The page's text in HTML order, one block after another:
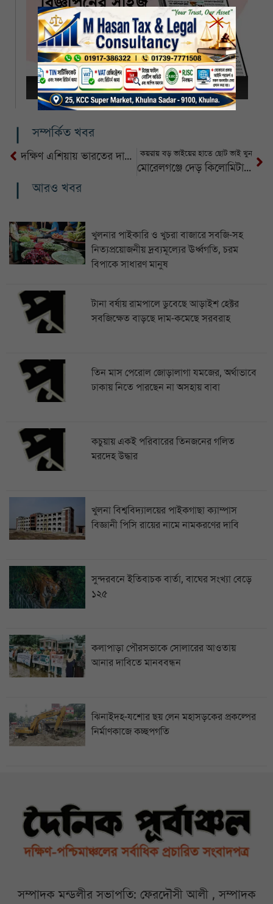
সম্পর্কিত খবর
দক্ষিণ এশিয়ায় ভারতের দাদাগিরি মানব না : হুঁশিয়ারি পাকিস্তানের কয়রায় বড় ভাইয়ের হাতে ছোট ভাই খুন
মোরেলগঞ্জে দেড় কিলোমিটার রাস্তা ধস, জনভোগান্তি চরমে
আরও খবর
খুলনার পাইকারি ও খুচরা বাজারে সবজি-সহ
নিত্যপ্রয়োজনীয় দ্রব্যমূল্যের ঊর্ধ্বগতি, চরম
বিপাকে সাধারণ মানুষ
টানা বর্ষায় রামপালে ডুবেছে আড়াইশ হেক্টর
সবজিক্ষেত বাড়ছে দাম-কমেছে সরবরাহ
তিন মাস পেরোল জোড়ালাগা যমজের, অর্থাভাবে
ঢাকায় নিতে পারছেন না অসহায় বাবা
কচুয়ায় একই পরিবারের তিনজনের গলিত
মরদেহ উদ্ধার
খুলনা বিশ্ববিদ্যালয়ের পাইকগাছা ক্যাম্পাস
বিজ্ঞানী পিসি রায়ের নামে নামকরণের দাবি
সুন্দরবনে ইতিবাচক বার্তা, বাঘের সংখ্যা বেড়ে
১২৫
কলাপাড়া পৌরসভাকে সোলারের আওতায়
আনার দাবিতে মানববন্ধন
ঝিনাইদহ-যশোর ছয় লেন মহাসড়কের প্রকল্পের
নির্মাণকাজে কচ্ছপগতি
সম্পাদক মন্ডলীর সভাপতি: ফেরদৌসী আলী , সম্পাদক